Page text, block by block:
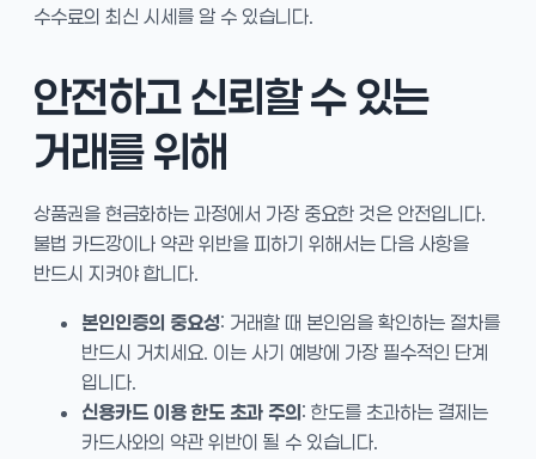
수수료의 최신 시세를 알 수 있습니다.
안전하고 신뢰할 수 있는
거래를 위해
상품권을 현금화하는 과정에서 가장 중요한 것은 안전입니다.
불법 카드깡이나 약관 위반을 피하기 위해서는 다음 사항을
반드시 지켜야 합니다.
본인인증의 중요성: 거래할 때 본인임을 확인하는 절차를
반드시 거치세요. 이는 사기 예방에 가장 필수적인 단계
입니다.
신용카드 이용 한도 초과 주의: 한도를 초과하는 결제는
카드사와의 약관 위반이 될 수 있습니다.